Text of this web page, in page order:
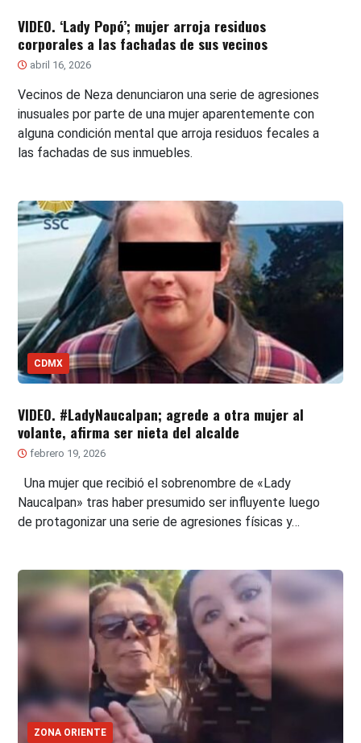
VIDEO. ‘Lady Popó’; mujer arroja residuos
corporales a las fachadas de sus vecinos
abril 16, 2026
Vecinos de Neza denunciaron una serie de agresiones
inusuales por parte de una mujer aparentemente con
alguna condición mental que arroja residuos fecales a
las fachadas de sus inmuebles.
CDMX
VIDEO. #LadyNaucalpan; agrede a otra mujer al
volante, afirma ser nieta del alcalde
febrero 19, 2026
Una mujer que recibió el sobrenombre de «Lady
Naucalpan» tras haber presumido ser influyente luego
de protagonizar una serie de agresiones físicas y…
ZONA ORIENTE